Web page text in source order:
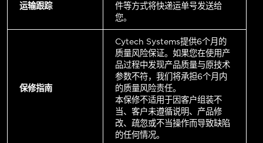
运输跟踪
件等方式将快递运单号发送给
您。
保修指南
Cytech Systems提供6个月的
质量风险保证。如果您在使用产
品过程中发现产品质量与原技术
参数不符，我们将承担6个月内
的质量风险责任。
本保修不适用于因客户组装不
当、客户未遵循说明、产品修
改、疏忽或不当操作而导致缺陷
的任何情况。